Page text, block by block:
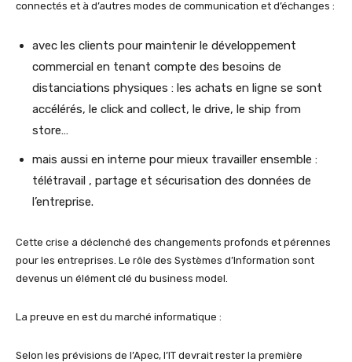
connectés et à d’autres modes de communication et d’échanges :
avec les clients pour maintenir le développement
commercial en tenant compte des besoins de
distanciations physiques : les achats en ligne se sont
accélérés, le click and collect, le drive, le ship from
store…
mais aussi en interne pour mieux travailler ensemble :
télétravail , partage et sécurisation des données de
l’entreprise.
Cette crise a déclenché des changements profonds et pérennes
pour les entreprises. Le rôle des Systèmes d’Information sont
devenus un élément clé du business model.
La preuve en est du marché informatique :
Selon les prévisions de l’Apec, l’IT devrait rester la première